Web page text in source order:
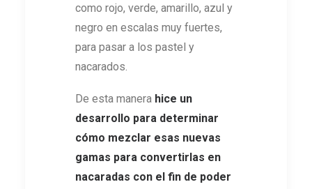
como rojo, verde, amarillo, azul y
negro en escalas muy fuertes,
para pasar a los pastel y
nacarados.
De esta manera hice un
desarrollo para determinar
cómo mezclar esas nuevas
gamas para convertirlas en
nacaradas con el fin de poder